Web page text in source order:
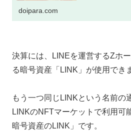
doipara.com
決算には、LINEを運営するZホ
る暗号資産「LINK」が使用でき
もう一つ同じLINKという名前の
LINKのNFTマーケットで利用可
暗号資産のLINK」です。